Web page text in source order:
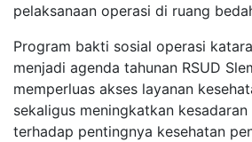
pelaksanaan operasi di ruang
Program bakti sosial operasi
menjadi agenda tahunan RSUD
memperluas akses layanan
sekaligus meningkatkan
terhadap pentingnya kesehatan